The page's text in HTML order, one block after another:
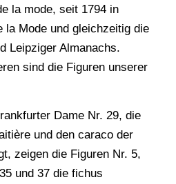
la mode, seit 1794 in
la Mode und gleichzeitig die
Leipziger Almanachs.
sind die Figuren unserer
Dame Nr. 29, die
und den caraco der
zeigen die Figuren Nr. 5,
und 37 die fichus